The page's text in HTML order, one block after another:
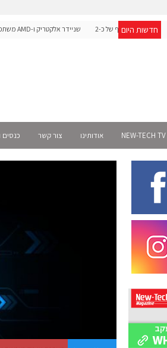
חדשות היום
אפולו פאוור תקים עבור אמזון פרויקט סולארי בצרפת בהיקף של כ-2
שניידר אלקטריק ו-AMD משתפות פעולה להאצת הקמת תשתיות AI
אודותינו צור קשר כנסים